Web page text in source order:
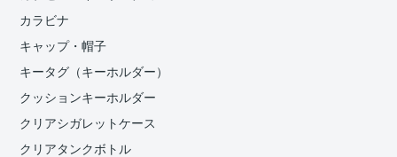
カラビナ
キャップ・帽子
キータグ（キーホルダー）
クッションキーホルダー
クリアシガレットケース
クリアタンクボトル